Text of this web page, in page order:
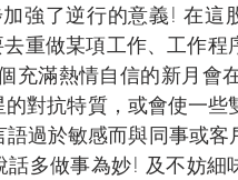
強了逆行的意義! 在這
重做某項工作、工作程
充滿熱情自信的新月會
對抗特質，或會使一些
過於敏感而與同事或客
多做事為妙! 及不妨細